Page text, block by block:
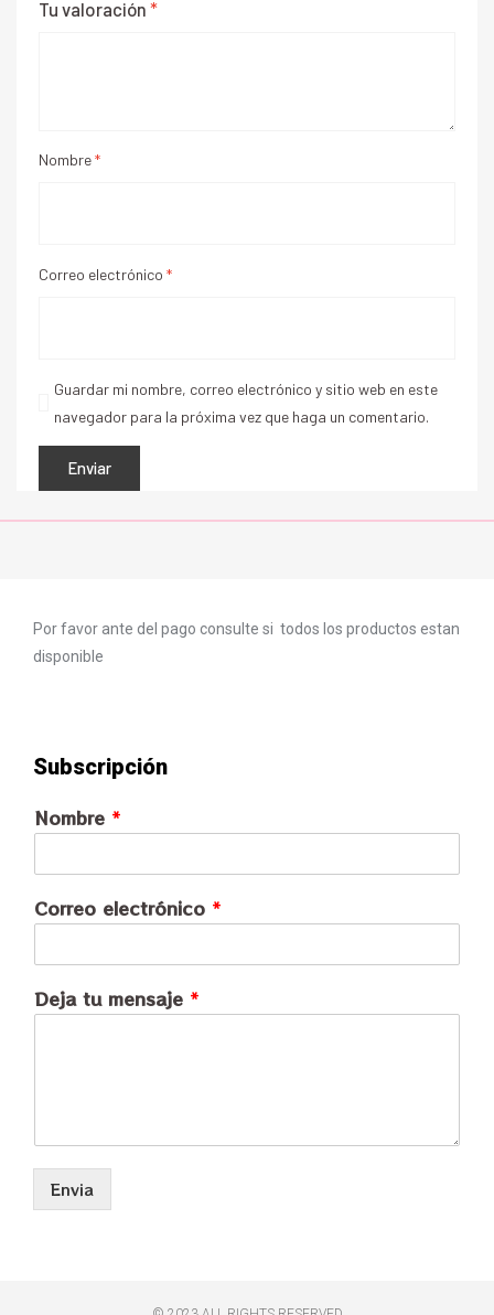
Tu valoración *
Nombre*
Correo electrónico *
Guardar mi nombre, correo electrónico y sitio web en este
navegador para la próxima vez que haga un comentario.
Por favor ante del pago consulte si todos los productos estan
disponible
Subscripción
Nombre *
Correo electrónico *
Deja tu mensaje *
Envia